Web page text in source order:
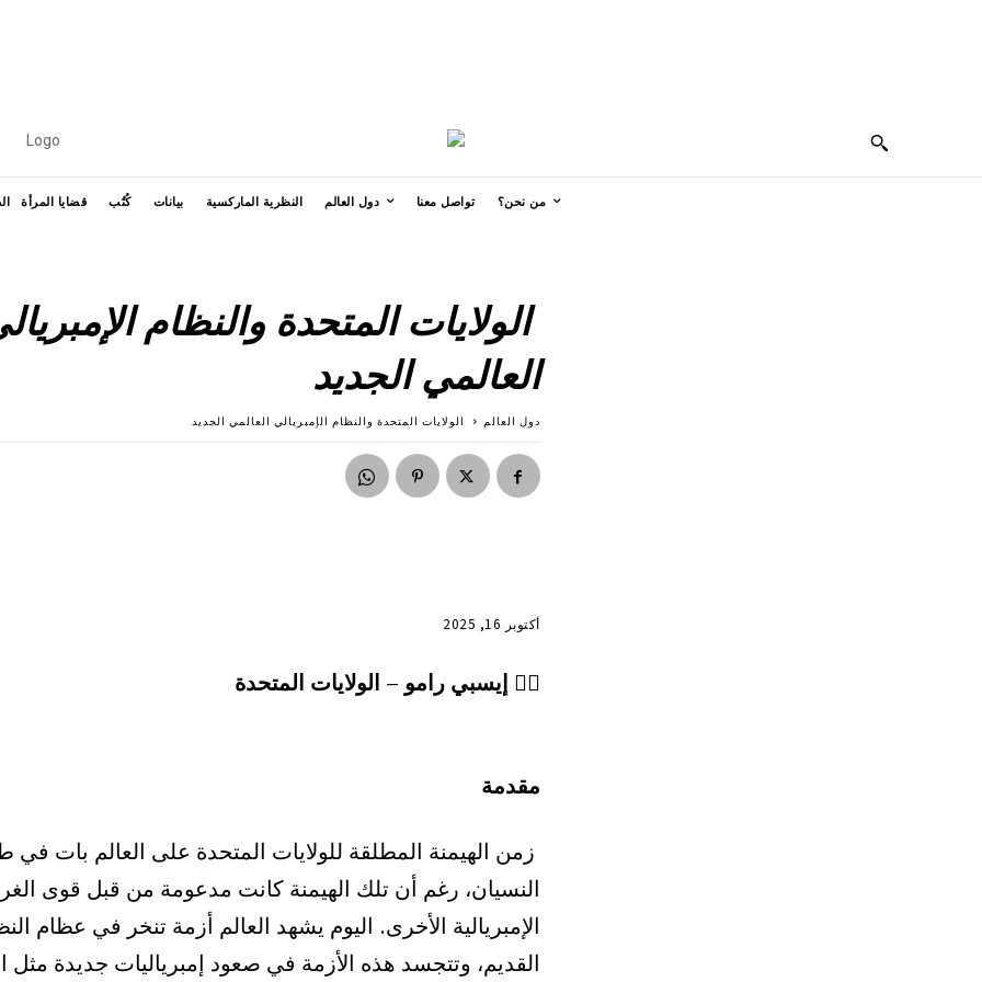
من نحن؟ تواصل معنا دول العالم النظرية الماركسية بيانات كُتُب قضايا المرأة
الولايات المتحدة والنظام
العالمي الجديد
دول العالم الولايات المتحدة والنظام الإمبريالي العالمي الجديد
أكتوبر 16, 2025
✍🏾 إيسبي رامو – الولايات المتحدة
مقدمة
زمن الهيمنة المطلقة للولايات المتحدة على العالم بات
النسيان، رغم أن تلك الهيمنة كانت مدعومة من قبل قوى
الإمبريالية الأخرى. اليوم يشهد العالم أزمة تنخر في عظام
القديم، وتتجسد هذه الأزمة في صعود إمبرياليات جديدة مثل